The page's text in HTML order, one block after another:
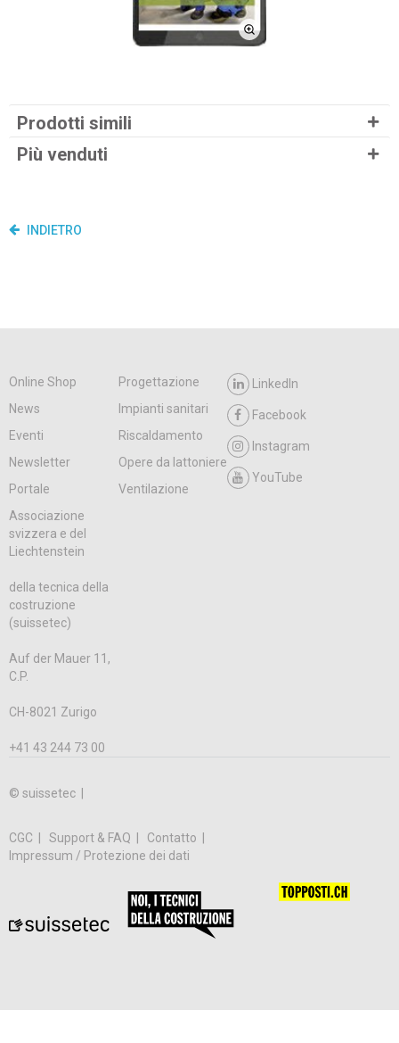
Prodotti simili
Più venduti
INDIETRO
Online Shop
Progettazione
News
Impianti sanitari
Eventi
Riscaldamento
Newsletter
Opere da lattoniere
Portale
Ventilazione
LinkedIn
Facebook
Instagram
YouTube
Associazione
svizzera e del
Liechtenstein
della tecnica della
costruzione
(suissetec)
Auf der Mauer 11,
C.P.
CH-8021 Zurigo
+41 43 244 73 00
© suissetec |
CGC Support & FAQ
Contatto
Impressum / Protezione dei dati